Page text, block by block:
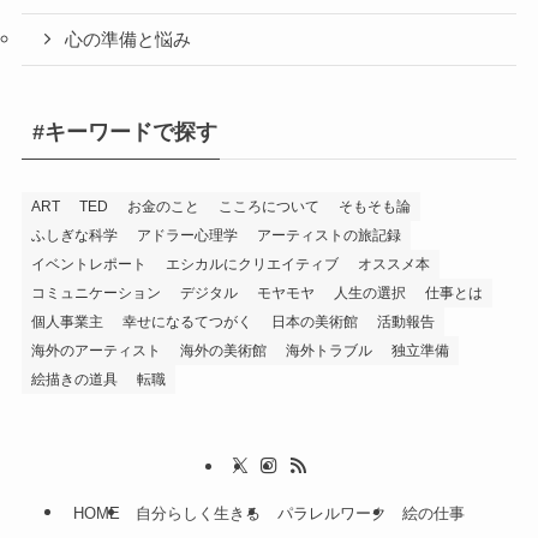
心の準備と悩み
#キーワードで探す
ART TED お金のこと こころについて
そもそも論
ふしぎな科学
アドラー心理学
アーティストの旅記録
イベントレポート
エシカルにクリエイティブ
オススメ本
コミュニケーション
デジタル モヤモヤ 人生の選択
仕事とは
個人事業主
幸せになるてつがく 日本の美術館
活動報告
海外のアーティスト
海外の美術館 海外トラブル
独立準備
絵描きの道具
転職
HOME 自分らしく生きる パラレルワーク
絵の仕事